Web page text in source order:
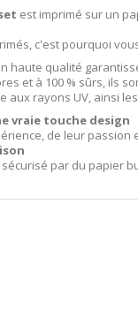
est imprimé sur un
c'est pourquoi
haute qualité
et à 100 % sûrs, ils
aux rayons UV, ainsi
vraie touche design
de leur
par du papier